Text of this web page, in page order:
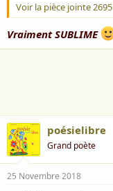
Voir la pièce jointe 2695
Vraiment SUBLIME
poésielibre
Grand poète
25 Novembre 2018